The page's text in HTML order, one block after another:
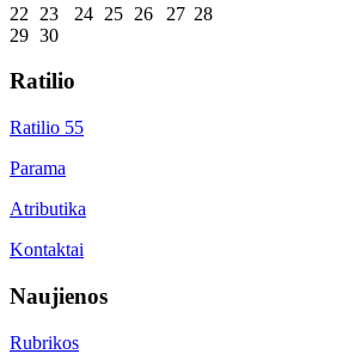
22
23 24 25 26 27 28
29 30
Ratilio
Ratilio 55
Parama
Atributika
Kontaktai
Naujienos
Rubrikos